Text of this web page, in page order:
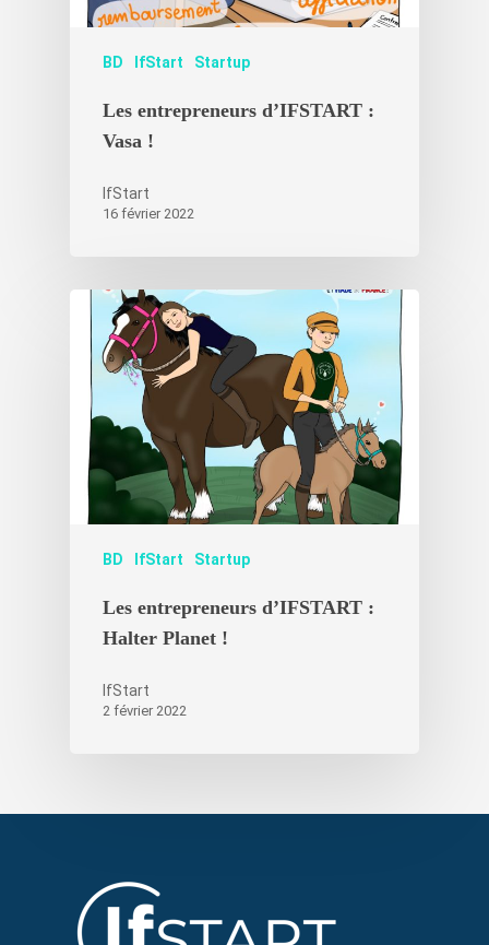
BD IfStart Startup
Les entrepreneurs d’IFSTART :
Vasa !
IfStart
16 février 2022
BD IfStart Startup
Les entrepreneurs d’IFSTART :
Halter Planet !
IfStart
2 février 2022